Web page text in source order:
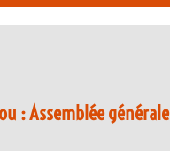
: Assemblée